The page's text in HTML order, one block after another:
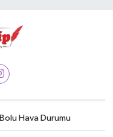
Bolu Hava Durumu